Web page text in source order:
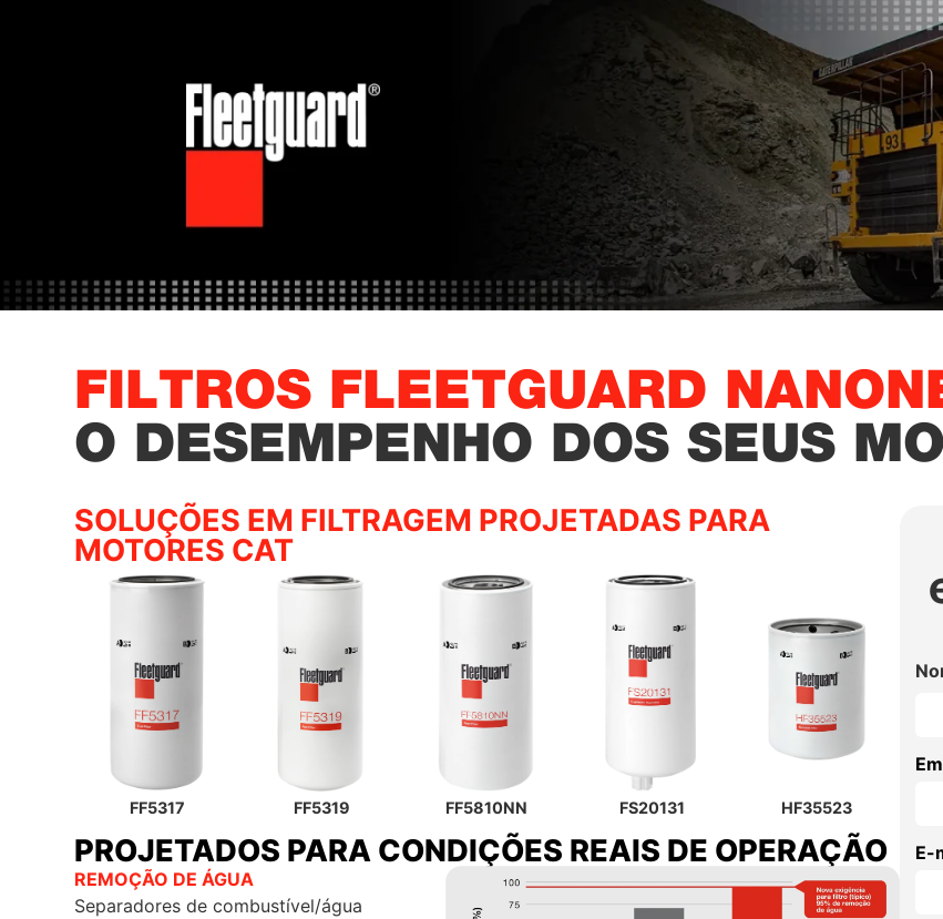
FILTROS FLEETGUARD
O DESEMPENHO DOS SEUS
SOLUÇÕES EM FILTRAGEM PROJETADAS PARA
MOTORES CAT
FF5317 FF5319 FF5810NN FS20131 HF35523
PROJETADOS PARA CONDIÇÕES REAIS DE OPERAÇÃO
REMOÇÃO DE ÁGUA
Separadores de combustível/água
E-